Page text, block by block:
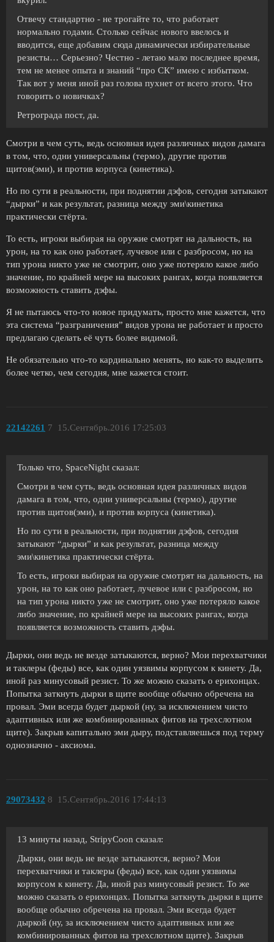
Отвечу стандартно - не трогайте то, что работает
нормально годами. Столько сейчас нового ввелось и
вводится, еще добавим сюда динамически избирательные
резисты… Серьезно? Честно - летаю мало последнее время,
тем не менее опыта и знаний “про СК” имею с избытком.
Так вот у меня иной раз голова пухнет от всего этого. Что
говорить о новичках?
Ретрограда пост, да.
Смотри в чем суть, ведь основная идея различных видов дамага
в том, что, одни универсальны (термо), другие против
щитов(эми), и против корпуса (кинетика).
Но по сути в реальности, при поднятии дэфов, сегодня затыкают
“дырки” и как результат, разница между эми\кинетика
практически стёрта.
То есть, игроки выбирая на оружие смотрят на дальность, на
урон, на то как оно работает, лучевое или с разбросом, но на
тип урона никто уже не смотрит, оно уже потеряло какое либо
значение, по крайней мере на высоких рангах, когда появляется
возможность ставить дэфы.
Я не пытаюсь что-то новое придумать, просто мне кажется, что
эта система “разграничения” видов урона не работает и просто
предлагаю сделать её чуть более видимой.
Не обязательно что-то кардинально менять, но как-то выделить
более четко, чем сегодня, мне кажется стоит.
22142261 15.Сентябрь.2016 17:25:03
7
Только что, SpaceNight сказал:
Смотри в чем суть, ведь основная идея различных видов
дамага в том, что, одни универсальны (термо), другие
против щитов(эми), и против корпуса (кинетика).
Но по сути в реальности, при поднятии дэфов, сегодня
затыкают “дырки” и как результат, разница между
эми\кинетика практически стёрта.
То есть, игроки выбирая на оружие смотрят на дальность, на
урон, на то как оно работает, лучевое или с разбросом, но
на тип урона никто уже не смотрит, оно уже потеряло какое
либо значение, по крайней мере на высоких рангах, когда
появляется возможность ставить дэфы.
Дырки, они ведь не везде затыкаются, верно? Мои перехватчики
и таклеры (феды) все, как один уязвимы корпусом к кинету. Да,
иной раз минусовый резист. То же можно сказать о ерихонцах.
Попытка заткнуть дырки в щите вообще обычно обречена на
провал. Эми всегда будет дыркой (ну, за исключением чисто
адаптивных или же комбинированных фитов на трехслотном
щите). Закрыв капитально эми дыру, подставляешься под терму
однозначно - аксиома.
29073432 15.Сентябрь.2016 17:44:13
8
13 минуты назад, StripyCoon сказал:
Дырки, они ведь не везде затыкаются, верно? Мои
перехватчики и таклеры (феды) все, как один уязвимы
корпусом к кинету. Да, иной раз минусовый резист. То же
можно сказать о ерихонцах. Попытка заткнуть дырки в щите
вообще обычно обречена на провал. Эми всегда будет
дыркой (ну, за исключением чисто адаптивных или же
комбинированных фитов на трехслотном щите). Закрыв